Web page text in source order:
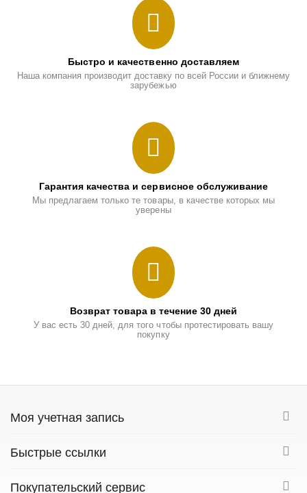
Быстро и качественно доставляем
Наша компания производит доставку по всей России и ближнему
зарубежью
Гарантия качества и сервисное обслуживание
Мы предлагаем только те товары, в качестве которых мы
уверены
Возврат товара в течение 30 дней
У вас есть 30 дней, для того чтобы протестировать вашу
покупку
Моя учетная запись
Быстрые ссылки
Покупательский сервис